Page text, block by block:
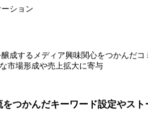
ション
成するメディア興味関心をつかんだコ
市場形成や売上拡大に寄与
つかんだキーワード設定やス